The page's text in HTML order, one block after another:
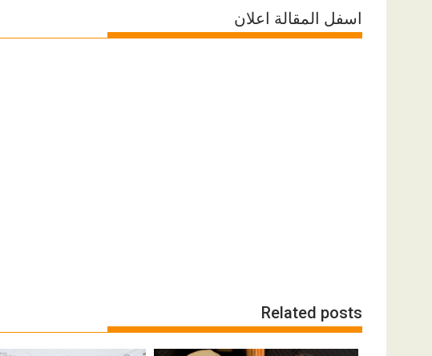
اسفل المقالة اعلان
Related posts